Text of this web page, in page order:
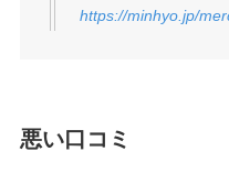
https://minhyo.jp/
悪い口コミ